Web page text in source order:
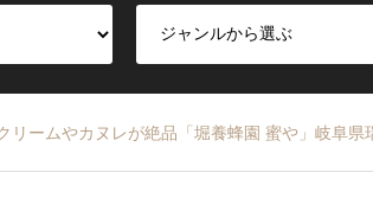
リームやカヌレが絶品「堀養蜂園 蜜や」岐阜県